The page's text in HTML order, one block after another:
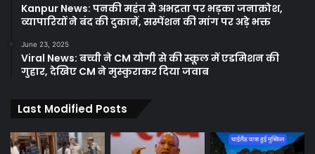
Kanpur News: पनकी महंत से अभद्रता पर भड़का जनाक्रोश,
व्यापारियों ने बंद की दुकानें, सस्पेंशन की मांग पर अड़े भक्त
June 23, 2025
Viral News: बच्ची ने CM योगी से की स्कूल में एडमिशन की
गुहार, देखिए CM ने मुस्कुराकर दिया जवाब
Last Modified Posts